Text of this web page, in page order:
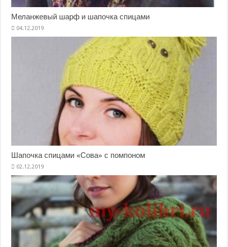
Меланжевый шарф и шапочка спицами
Шапочка спицами «Сова» с помпоном